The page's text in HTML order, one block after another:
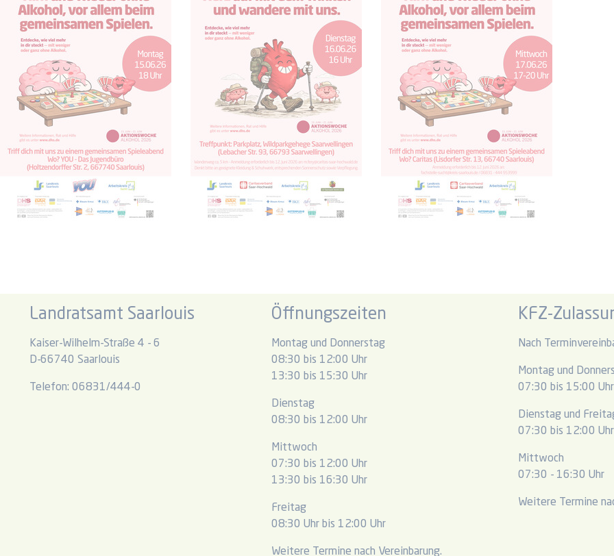
Landratsamt Saarlouis
Kaiser-Wilhelm-Straße 4 - 6
D-66740 Saarlouis
Telefon: 06831/444-0
Öffnungszeiten
Montag und Donnerstag
08:30 bis 12:00 Uhr
13:30 bis 15:30 Uhr
Dienstag
08:30 bis 12:00 Uhr
Mittwoch
07:30 bis 12:00 Uhr
13:30 bis 16:30 Uhr
Freitag
08:30 Uhr bis 12:00 Uhr
Weitere Termine nach Vereinbarung.
KFZ-
Nach
Montag und
07:30 bis 15:00 Uhr
Dienstag und
07:30 bis 12:00 Uhr
Mittwoch
07:30 - 16:30 Uhr
Weitere Termine